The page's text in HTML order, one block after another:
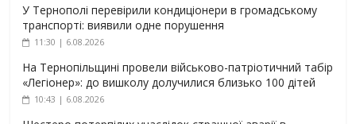
У Тернополі перевірили кондиціонери в громадському
транспорті: виявили одне порушення
11:30 | 6.08.2026
На Тернопільщині провели військово-патріотичний табір
«Легіонер»: до вишколу долучилися близько 100 дітей
10:43 | 6.08.2026